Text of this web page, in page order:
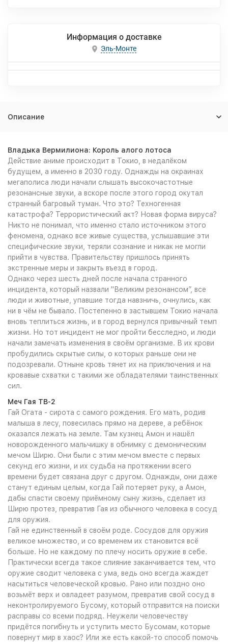
Информация о доставке
Эль-Монте
Описание
Владыка Вермилиона: Король алого лотоса
Действие аниме происходит в Токио, в недалёком
будущем, а именно в 2030 году. Однажды на окраинах
мегаполиса люди начали слышать высокочастотные
резонансные звуки, а вскоре после этого город окутал
странный багровый туман. Что это? Техногенная
катастрофа? Террористический акт? Новая форма вируса?
Никто не понимал, что именно стало источником этого
феномена, однако все живые существа, услышавшие эти
специфические звуки, теряли сознание и никак не могли
прийти в чувства. Правительству пришлось принять
экстренные меры и закрыть въезд в город.
Однако через шесть дней после начала странного
инцидента, который назвали "Великим резонансом”, все
люди и животные, упавшие тогда навзничь, очнулись, как
ни в чём не бывало. Постепенно в застывшем Токио начала
вновь теплиться жизнь, и в город вернулся привычный темп
жизни. Но тот инцидент не мог пройти бесследно, и люди
начали замечать изменения в своём организме. В их крови
пробудились скрытые силы, о которых раньше они не
подозревали. Отныне кровь тянет их на приключения и на
кровавые схватки с такими же обладателями таинственных
сил.
Меч Гая ТВ-2
Гай Огата - сирота с самого рождения. Его мать, родив
малыша в лесу, повесилась прямо на дереве, а ребёнок
оказался лежать на земле. Там кузнец Амон и нашёл
новорожденного мальчишку в обнимку с демоническим
мечом Ширю. Они были с этим мечом вместе с первых
секунд его жизни, и их судьба на протяжении всего
времени будет связана друг с другом. Однажды, они даже
станут единым целым, когда Гай потеряет руку, а Амон,
дабы спасти своему приёмному сыну жизнь, сделает из
Ширю протез, превратив Гая из обычного человека в сосуд
для оружия.
Гай не единственный в своём роде. Сосудов для оружия
великое множество, и со временем их становится всё
больше. Но не каждому по плечу носить оружие в себе.
Практически всегда такое слияние заканчивается тем, что
оружие сводит человека с ума, ведь оно всегда жаждет
насытиться человеческой кровью. Рано или поздно оно
возьмёт верх и овладеет разумом, превратив свой сосуд в
неконтролируемого Бусому, который отправится на поиски
расправы со всеми подряд. Неужели человечеству
придётся погибнуть и уступить место Бусомам, которые
повернут мир в хаос? Или же есть какой-то способ помочь